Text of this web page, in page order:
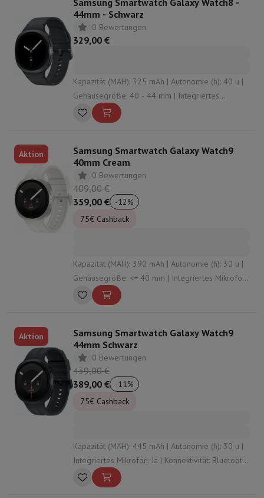
Samsung Smartwatch Galaxy Watch8 -
44mm - Schwarz
0 Bewertungen
329,00 €
Kapazität (MAH): 325 mAh | Autonomie (h): 40 u |
Gehäusegröße: 40 - 44 mm | Integriertes
Mikrofon: Ja | Konnektivität: Bluetooth , NFC , Vigi
Aktion
Samsung Smartwatch Galaxy Watch9
40mm Cream
0 Bewertungen
409,00 €
359,00 € -12%
75€ Cashback
Kapazität (MAH): 390 mAh | Autonomie (h): 30 u |
Gehäusegröße: <= 40 mm | Integriertes Mikrofon:
Ja | Konnektivität: Bluetooth , Vigi , NFC
Aktion
Samsung Smartwatch Galaxy Watch9
44mm Schwarz
0 Bewertungen
439,00 €
389,00 € -11%
75€ Cashback
Kapazität (MAH): 445 mAh | Autonomie (h): 30 u |
Integriertes Mikrofon: Ja | Konnektivität: Bluetooth
, Vigi , NFC | Material des Armbands: Silikon